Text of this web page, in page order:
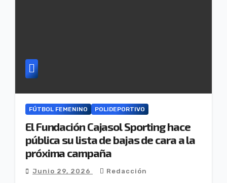
FÚTBOL FEMENINO POLIDEPORTIVO
El Fundación Cajasol Sporting hace
pública su lista de bajas de cara a la
próxima campaña
Junio 29, 2026 Redacción